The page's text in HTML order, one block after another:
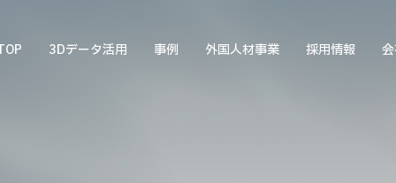
3Dデータ活用 事例 外国人材事業 採用情報